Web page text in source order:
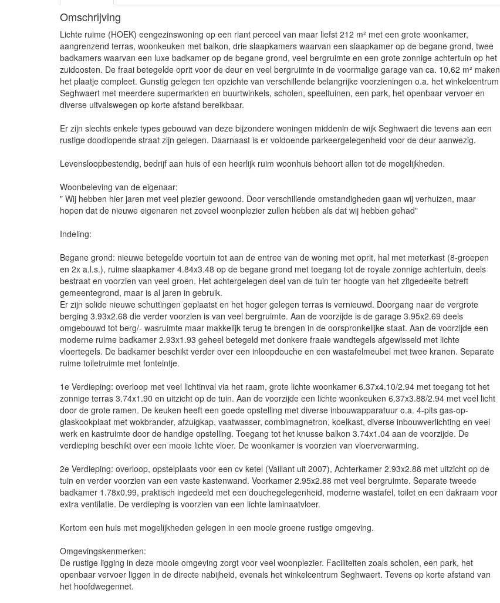
Omschrijving
Lichte ruime (HOEK) eengezinswoning op een riant perceel van maar liefst 212 m² met een grote woonkamer,
aangrenzend terras, woonkeuken met balkon, drie slaapkamers waarvan een slaapkamer op de begane grond, twee
badkamers waarvan een luxe badkamer op de begane grond, veel bergruimte en een grote zonnige achtertuin op het
zuidoosten. De fraai betegelde oprit voor de deur en veel bergruimte in de voormalige garage van ca. 10,62 m² maken
het plaatje compleet. Gunstig gelegen ten opzichte van verschillende belangrijke voorzieningen o.a. het winkelcentrum
Seghwaert met meerdere supermarkten en buurtwinkels, scholen, speeltuinen, een park, het openbaar vervoer en
diverse uitvalswegen op korte afstand bereikbaar.
Er zijn slechts enkele types gebouwd van deze bijzondere woningen middenin de wijk Seghwaert die tevens aan een
rustige doodlopende straat zijn gelegen. Daarnaast is er voldoende parkeergelegenheid voor de deur aanwezig.
Levensloopbestendig, bedrijf aan huis of een heerlijk ruim woonhuis behoort allen tot de mogelijkheden.
Woonbeleving van de eigenaar:
" Wij hebben hier jaren met veel plezier gewoond. Door verschillende omstandigheden gaan wij verhuizen, maar
hopen dat de nieuwe eigenaren net zoveel woonplezier zullen hebben als dat wij hebben gehad"
Indeling:
Begane grond: nieuwe betegelde voortuin tot aan de entree van de woning met oprit, hal met meterkast (8-groepen
en 2x a.l.s.), ruime slaapkamer 4.84x3.48 op de begane grond met toegang tot de royale zonnige achtertuin, deels
bestraat en voorzien van veel groen. Het achtergelegen deel van de tuin ter hoogte van het zitgedeelte betreft
gemeentegrond, maar is al jaren in gebruik.
Er zijn solide nieuwe schuttingen geplaatst en het hoger gelegen terras is vernieuwd. Doorgang naar de vergrote
berging 3.93x2.68 die verder voorzien is van veel bergruimte. Aan de voorzijde is de garage 3.95x2.69 deels
omgebouwd tot berg/- wasruimte maar makkelijk terug te brengen in de oorspronkelijke staat. Aan de voorzijde een
moderne ruime badkamer 2.93x1.93 geheel betegeld met donkere fraaie wandtegels afgewisseld met lichte
vloertegels. De badkamer beschikt verder over een inloopdouche en een wastafelmeubel met twee kranen. Separate
ruime toiletruimte met fonteintje.
1e Verdieping: overloop met veel lichtinval via het raam, grote lichte woonkamer 6.37x4.10/2.94 met toegang tot het
zonnige terras 3.74x1.90 en uitzicht op de tuin. Aan de voorzijde een lichte woonkeuken 6.37x3.88/2.94 met veel licht
door de grote ramen. De keuken heeft een goede opstelling met diverse inbouwapparatuur o.a. 4-pits gas-op-
glaskookplaat met wokbrander, afzuigkap, vaatwasser, combimagnetron, koelkast, diverse inbouwverlichting en veel
werk en kastruimte door de handige opstelling. Toegang tot het knusse balkon 3.74x1.04 aan de voorzijde. De
verdieping beschikt over een mooie lichte vloer. De woonkamer is voorzien van vloerverwarming.
2e Verdieping: overloop, opstelplaats voor een cv ketel (Vaillant uit 2007), Achterkamer 2.93x2.88 met uitzicht op de
tuin en verder voorzien van een vaste kastenwand. Voorkamer 2.95x2.88 met veel bergruimte. Separate tweede
badkamer 1.78x0.99, praktisch ingedeeld met een douchegelegenheid, moderne wastafel, toilet en een dakraam voor
extra ventilatie. De verdieping is voorzien van een lichte laminaatvloer.
Kortom een huis met mogelijkheden gelegen in een mooie groene rustige omgeving.
Omgevingskenmerken:
De rustige ligging in deze mooie omgeving zorgt voor veel woonplezier. Faciliteiten zoals scholen, een park, het
openbaar vervoer liggen in de directe nabijheid, evenals het winkelcentrum Seghwaert. Tevens op korte afstand van
het hoofdwegennet.